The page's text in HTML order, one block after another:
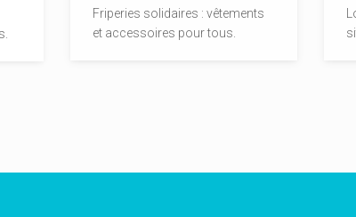
Friperies solidaires : vêtements
et accessoires pour tous.